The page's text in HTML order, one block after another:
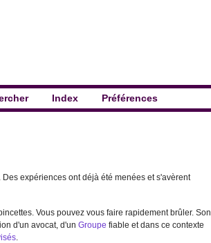
Index Préférences
expériences ont déjà été menées et s'avèrent
Vous pouvez vous faire rapidement brûler. Son
d'un avocat, d'un Groupe fiable et dans ce contexte